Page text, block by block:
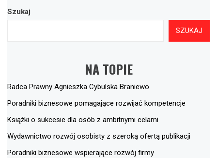
Szukaj
SZUKAJ
NA TOPIE
Radca Prawny Agnieszka Cybulska Braniewo
Poradniki biznesowe pomagające rozwijać kompetencje
Książki o sukcesie dla osób z ambitnymi celami
Wydawnictwo rozwój osobisty z szeroką ofertą publikacji
Poradniki biznesowe wspierające rozwój firmy